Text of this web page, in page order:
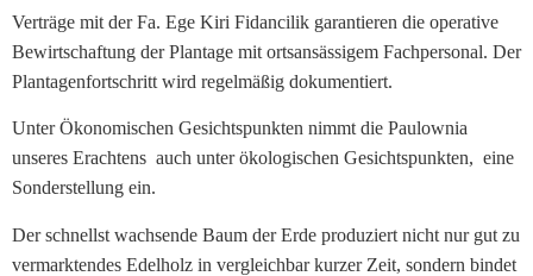
-
Dieser
beinhaltet
fünf
unterschiedliche
Stufen.
Casino
Bonuscode
Verträge mit der Fa. Ege Kiri Fidancilik garantieren die operative
Bewirtschaftung der Plantage mit ortsansässigem Fachpersonal. Der
Plantagenfortschritt wird regelmäßig dokumentiert.
Unter Ökonomischen Gesichtspunkten nimmt die Paulownia
unseres Erachtens auch unter ökologischen Gesichtspunkten, eine
Sonderstellung ein.
Der schnellst wachsende Baum der Erde produziert nicht nur gut zu
vermarktendes Edelholz in vergleichbar kurzer Zeit, sondern bindet